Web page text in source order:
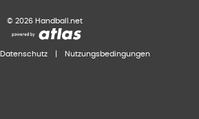
© 2026 Handball.net
Datenschutz Nutzungsbedingungen